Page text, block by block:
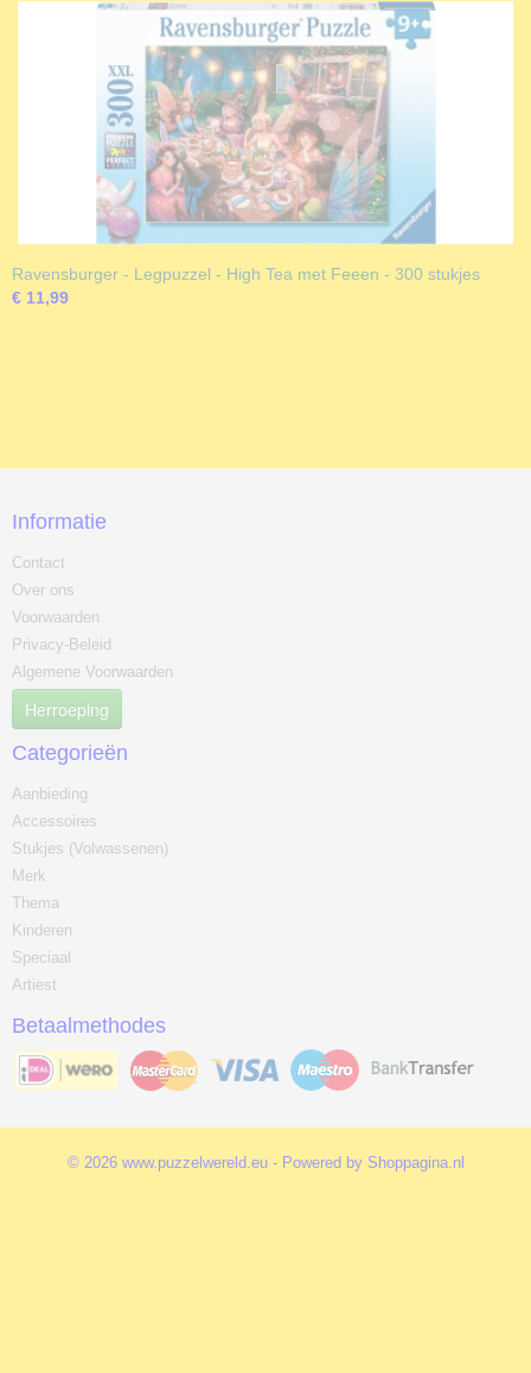
Ravensburger - Legpuzzel - High Tea met Feeen - 300 stukjes
€ 11,99
Informatie
Contact
Over ons
Voorwaarden
Privacy-Beleid
Algemene Voorwaarden
Herroeping
Categorieën
Aanbieding
Accessoires
Stukjes (Volwassenen)
Merk
Thema
Kinderen
Speciaal
Artiest
Betaalmethodes
© 2026 www.puzzelwereld.eu - Powered by Shoppagina.nl